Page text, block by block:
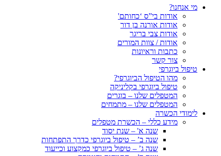
מי אנחנו?
אודות בי”ס ‘כחותם'
אודות אורנה בן דור
אודות צבי בריגר
אודות / צוות המורים
כתבות וראיונות
צור קשר
טיפול ביוגרפי
מהו הטיפול הביוגרפי?
טיפול ביוגרפי בקליניקה
המטפלים שלנו – בוגרים
המטפלים שלנו – מתמחים
לימודי הכשרה
מידע כללי – הכשרת מטפלים
שנה א' – שנת יסוד
שנה ב’ – טיפול ביוגרפי כדרך התפתחות
שנה ג’ – טיפול ביוגרפי כמקצוע וכייעוד